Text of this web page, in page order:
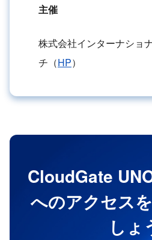
主催
株式会社インターナショ
チ（HP）
CloudGate
へのアクセス
しょ